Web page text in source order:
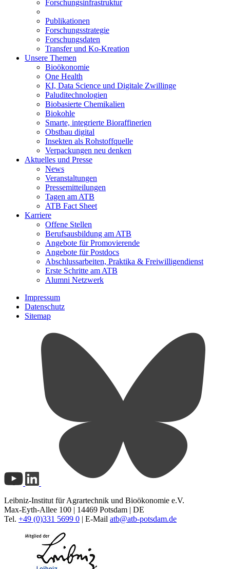
Forschungsinfrastruktur
Publikationen
Forschungsstrategie
Forschungsdaten
Transfer und Ko-Kreation
Unsere Themen
Bioökonomie
One Health
KI, Data Science und Digitale Zwillinge
Paluditechnologien
Biobasierte Chemikalien
Biokohle
Smarte, integrierte Bioraffinerien
Obstbau digital
Insekten als Rohstoffquelle
Verpackungen neu denken
Aktuelles und Presse
News
Veranstaltungen
Pressemitteilungen
Tagen am ATB
ATB Fact Sheet
Karriere
Offene Stellen
Berufsausbildung am ATB
Angebote für Promovierende
Angebote für Postdocs
Abschlussarbeiten, Praktika & Freiwilligendienst
Erste Schritte am ATB
Alumni Netzwerk
Impressum
Datenschutz
Sitemap
Leibniz-Institut für Agrartechnik und Bioökonomie e.V.
Max-Eyth-Allee 100 | 14469 Potsdam | DE
Tel. +49 (0)331 5699 0 | E-Mail atb@atb-potsdam.de